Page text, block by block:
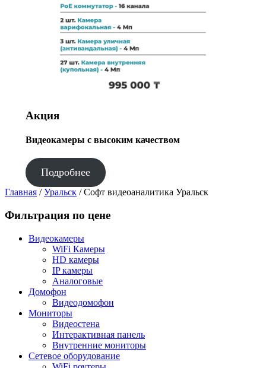
Акция
Видеокамеры с высоким качеством
Подробнее
Главная /Уральск / Софт видеоаналитика Уральск
Фильтрация по цене
Видеокамеры
WiFi Камеры
HD камеры
IP камеры
Аналоговые
Домофон
Видеодомофон
Мониторы
Видеостена
Интерактивная панель
Внутренние мониторы
Сетевое оборудование